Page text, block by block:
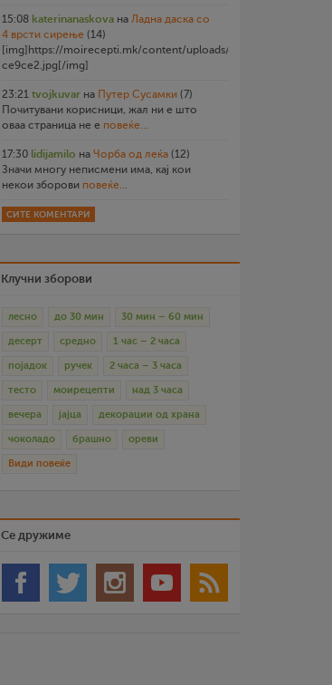
15:08 katerinanaskova на Ладна даска со
4 врсти сирење (14)
[img]https://moirecepti.mk/content/uploads/2026/07/
ce9ce2.jpg[/img]
23:21 tvojkuvar на Путер Сусамки (7)
Почитувани корисници, жал ни е што
оваа страница не е повеќе...
17:30 lidijamilo на Чорба од леќа (12)
Значи многу неписмени има, кај кои
некои зборови повеќе...
СИТЕ КОМЕНТАРИ
Клучни зборови
лесно до 30 мин 30 мин – 60 мин
десерт средно 1 час – 2 часа
појадок ручек 2 часа – 3 часа
тесто моирецепти над 3 часа
вечера јајца декорации од храна
чоколадо брашно ореви
Види повеќе
Се дружиме